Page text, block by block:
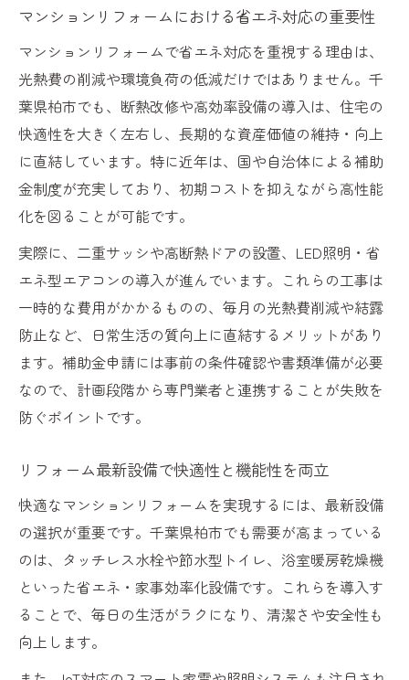
説
断熱改修リフォームが住み心地を大幅アッ
プ
省エネと断熱を両立するリフォーム設計の
コツ
リフォームで快適温度を維持する最新技術
とは
断熱リフォームで叶う静かな生活空間づく
り
断熱改修リフォームの費用対効果を徹底比
較
これからのマンションリフォーム動向を深掘り
2026年注目のリフォーム最新トレンド動向
省エネ・断熱重視リフォームが主流となる
今後のリフォーム市場を読み解く重要ポイ
ント
リフォームと賃貸経営の新たな関係性に注
目
リフォーム業界の変化がもたらす未来予測
マンションリフォームにおける省エネ対応の重要性
マンションリフォームで省エネ対応を重視する理由は、
光熱費の削減や環境負荷の低減だけではありません。千
葉県柏市でも、断熱改修や高効率設備の導入は、住宅の
快適性を大きく左右し、長期的な資産価値の維持・向上
に直結しています。特に近年は、国や自治体による補助
金制度が充実しており、初期コストを抑えながら高性能
化を図ることが可能です。
実際に、二重サッシや高断熱ドアの設置、LED照明・省
エネ型エアコンの導入が進んでいます。これらの工事は
一時的な費用がかかるものの、毎月の光熱費削減や結露
防止など、日常生活の質向上に直結するメリットがあり
ます。補助金申請には事前の条件確認や書類準備が必要
なので、計画段階から専門業者と連携することが失敗を
防ぐポイントです。
リフォーム最新設備で快適性と機能性を両立
快適なマンションリフォームを実現するには、最新設備
の選択が重要です。千葉県柏市でも需要が高まっている
のは、タッチレス水栓や節水型トイレ、浴室暖房乾燥機
といった省エネ・家事効率化設備です。これらを導入す
ることで、毎日の生活がラクになり、清潔さや安全性も
向上します。